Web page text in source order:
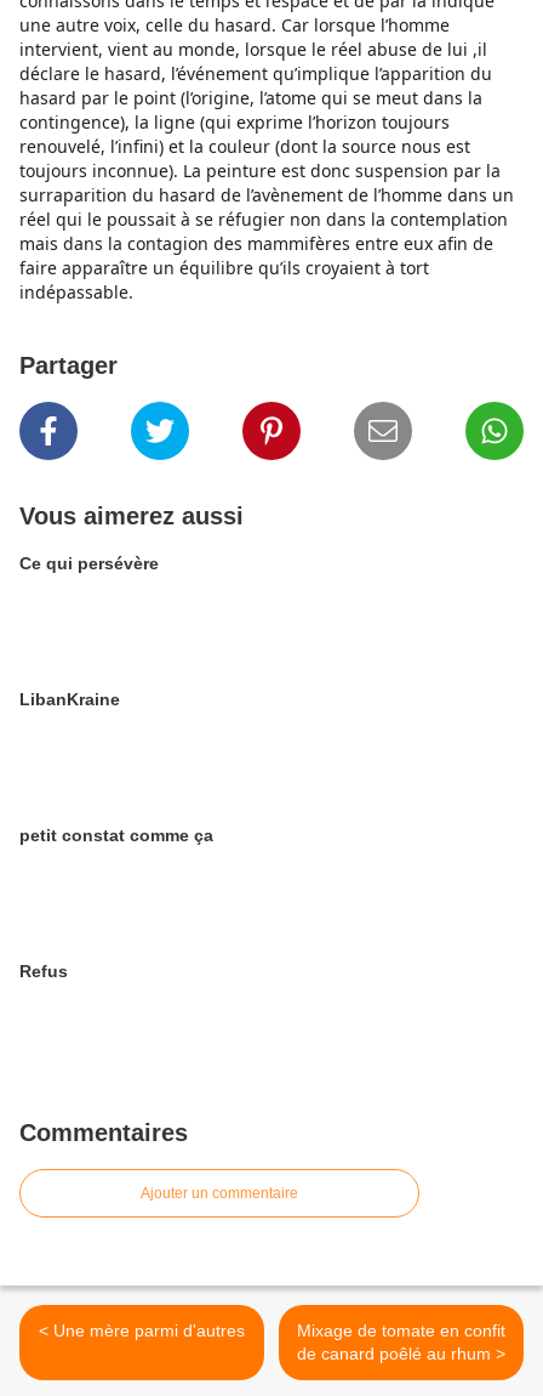
une autre voix, celle du hasard. Car lorsque l’homme
intervient, vient au monde, lorsque le réel abuse de lui ,il
déclare le hasard, l’événement qu’implique l’apparition du
hasard par le point (l’origine, l’atome qui se meut dans la
contingence), la ligne (qui exprime l’horizon toujours
renouvelé, l’infini) et la couleur (dont la source nous est
toujours inconnue). La peinture est donc suspension par la
surraparition du hasard de l’avènement de l’homme dans un
réel qui le poussait à se réfugier non dans la contemplation
mais dans la contagion des mammifères entre eux afin de
faire apparaître un équilibre qu’ils croyaient à tort
indépassable.
Partager
Vous aimerez aussi
Ce qui persévère
LibanKraine
petit constat comme ça
Refus
Commentaires
Ajouter un commentaire
< Une mère parmi d'autres
Mixage de tomate en confit
de canard poêlé au rhum >